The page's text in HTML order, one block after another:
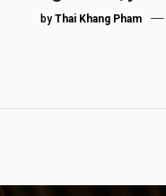
Dupe”?
by Thai Khang Pham